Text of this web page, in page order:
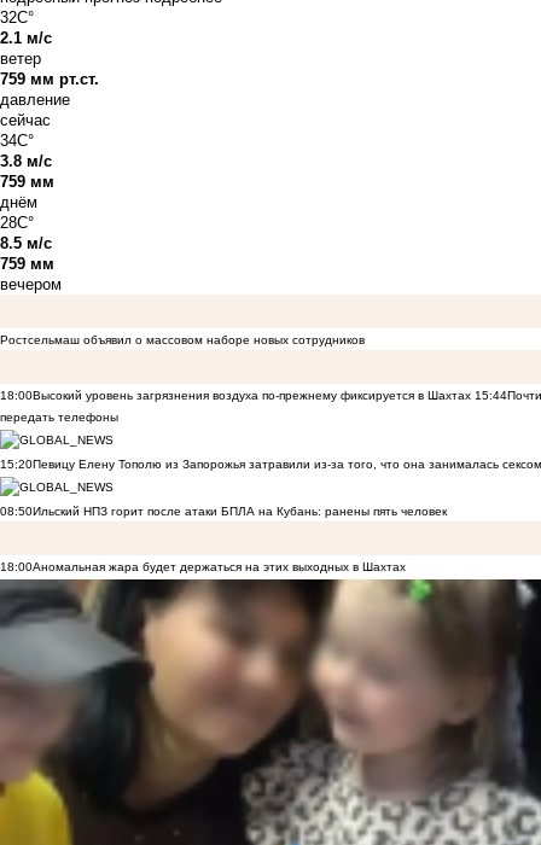
32C°
2.1 м/с
ветер
759 мм рт.ст.
давление
сейчас
34C°
3.8 м/с
759 мм
днём
28C°
8.5 м/с
759 мм
вечером
Ростсельмаш объявил о массовом наборе новых сотрудников
18:00Высокий уровень загрязнения воздуха по-прежнему фиксируется в Шахтах 15:44
передать телефоны
15:20Певицу Елену Тополю из Запорожья затравили из-за того, что она занималась
08:50Ильский НПЗ горит после атаки БПЛА на Кубань: ранены пять человек
18:00Аномальная жара будет держаться на этих выходных в Шахтах